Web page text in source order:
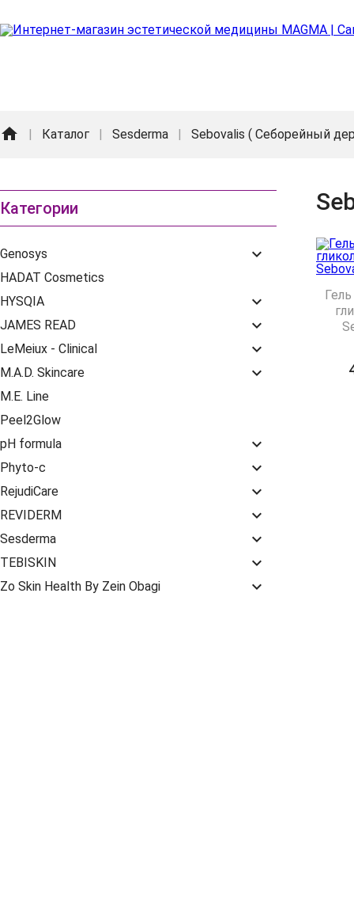
home | Каталог | Sesderma | Sebovalis ( Себорейный
Категории
Genosys keyboard_arrow_down
HADAT Cosmetics
HYSQIA
keyboard_arrow_down
JAMES READ keyboard_arrow_down
LeMeiux - Clinical keyboard_arrow_down
M.A.D. Skincare keyboard_arrow_down
M.E. Line
Peel2Glow
pH formula
keyboard_arrow_down
Phyto-c keyboard_arrow_down
RejudiCare keyboard_arrow_down
REVIDERM keyboard_arrow_down
Sesderma keyboard_arrow_down
TEBISKIN keyboard_arrow_down
Zo Skin Health By Zein Obagi keyboard_arrow_down